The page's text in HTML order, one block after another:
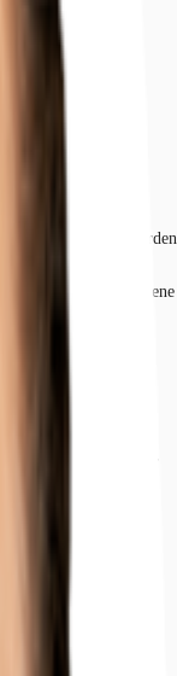
und wird mit
angepasst werden
verschiedenste
eine nahegelegene
ein.
erreichbar
eignet